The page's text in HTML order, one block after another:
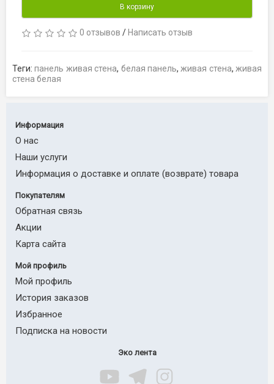
В корзину
0 отзывов / Написать отзыв
Теги:панель живая стена, белая панель,живая стена, живая
стена белая
Информация
О нас
Наши услуги
Информация о доставке и оплате (возврате) товара
Покупателям
Обратная связь
Акции
Карта сайта
Мой профиль
Мой профиль
История заказов
Избранное
Подписка на новости
Эко лента